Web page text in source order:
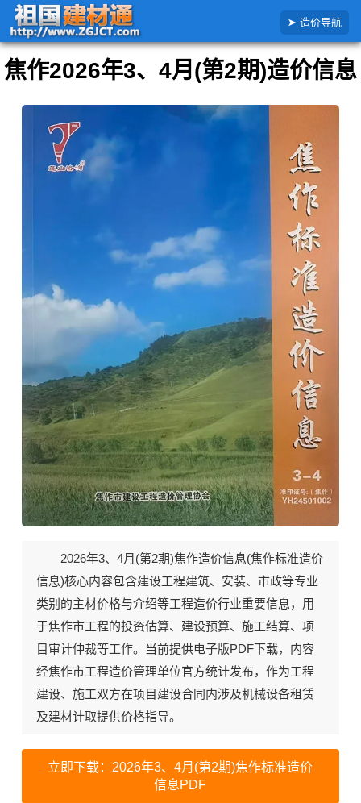
价
信
息
造价导航
首
页
全国造价信
息
河南
省
市
2026年3、4月(第2期)焦作市造价信
焦作2026年3、4月(第2期)造价信息
2026年3、4月(第2期)焦作造价信息(焦作标准造价
信息)核心内容包含建设工程建筑、安装、市政等专业
类别的主材价格与介绍等工程造价行业重要信息，用
于焦作市工程的投资估算、建设预算、施工结算、项
目审计仲裁等工作。当前提供电子版PDF下载，内容
经焦作市工程造价管理单位官方统计发布，作为工程
建设、施工双方在项目建设合同内涉及机械设备租赁
及建材计取提供价格指导。
立即下载：2026年3、4月(第2期)焦作标准造价
信息PDF